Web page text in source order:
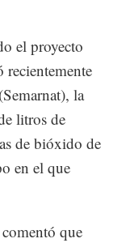
el proyecto
la
litros de
de bióxido de
en el que
que